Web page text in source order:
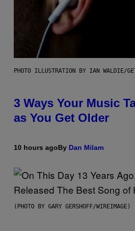
PHOTO ILLUSTRATION BY IAN WALDIE/
3 Ways Your Music
as You Get Older
10 hours agoBy Dan Milam
(PHOTO BY GARY GERSHOFF/WIREIMAGE)